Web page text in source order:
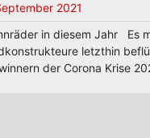
2021
in diesem Jahr Es
letzthin
der Corona Krise